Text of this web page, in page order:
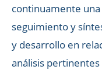
continuamente
seguimiento y
y desarrollo en
análisis